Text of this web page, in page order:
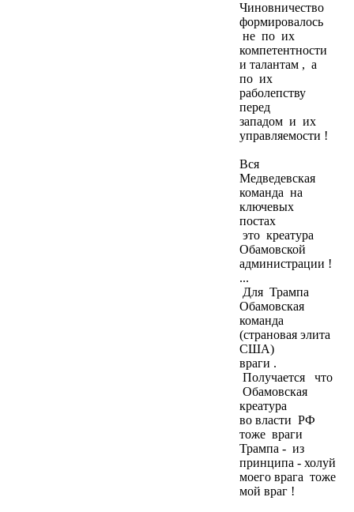
Чиновничество
формировалось
не по их
компетентности
и талантам , а
по их
раболепству
перед
западом и их
управляемости !
Вся
Медведевская
команда на
ключевых
постах
это креатура
Обамовской
администрации !
...
Для Трампа
Обамовская
команда
(страновая элита
США)
враги .
Получается что
Обамовская
креатура
во власти РФ
тоже враги
Трампа - из
принципа - холуй
моего врага тоже
мой враг !